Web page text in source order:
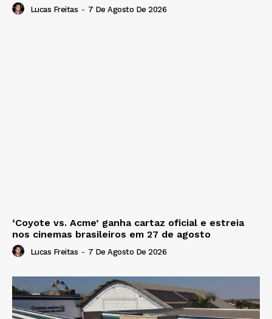
Lucas Freitas - 7 De Agosto De 2026
‘Coyote vs. Acme’ ganha cartaz oficial e estreia
nos cinemas brasileiros em 27 de agosto
Lucas Freitas - 7 De Agosto De 2026